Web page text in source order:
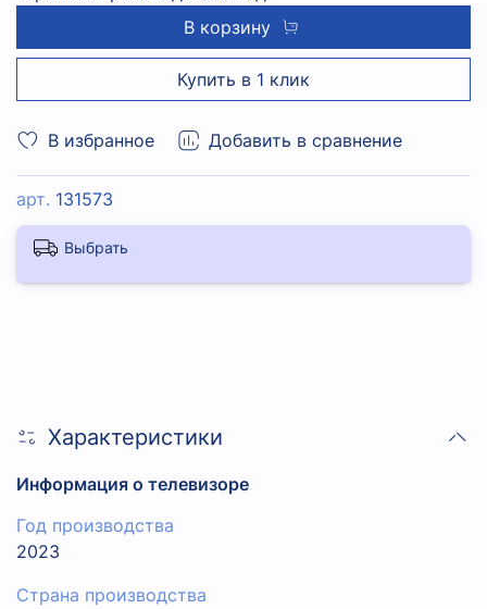
В избранное Добавить в сравнение
арт. 131573
В корзину
Купить в 1 клик
Выбрать
Характеристики
Информация о телевизоре
Год производства
2023
Страна производства